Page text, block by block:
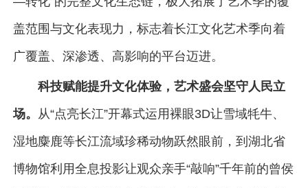
盖范围与文化表现力，标志着长江文化艺术季向着
广覆盖、深渗透、高影响的平台迈进。
科技赋能提升文化体验，艺术盛会坚守人民立
场。 从“点亮长江”开幕式运用裸眼3D让雪域牦牛、
湿地麋鹿等长江流域珍稀动物跃然眼前，到湖北省
博物馆利用全息投影让观众亲手“敲响”千年前的曾侯